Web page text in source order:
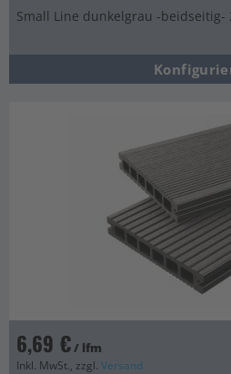
Small Line dunkelgrau -beidseitig-
6,69 €/ lfm
Inkl. MwSt., zzgl. Versand